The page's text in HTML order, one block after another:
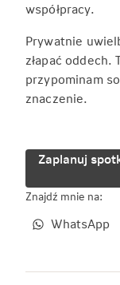
współpracy.
Prywatnie
złapać oddech.
przypominam
znaczenie.
Zaplanuj
Znajdź mnie na:
WhatsApp